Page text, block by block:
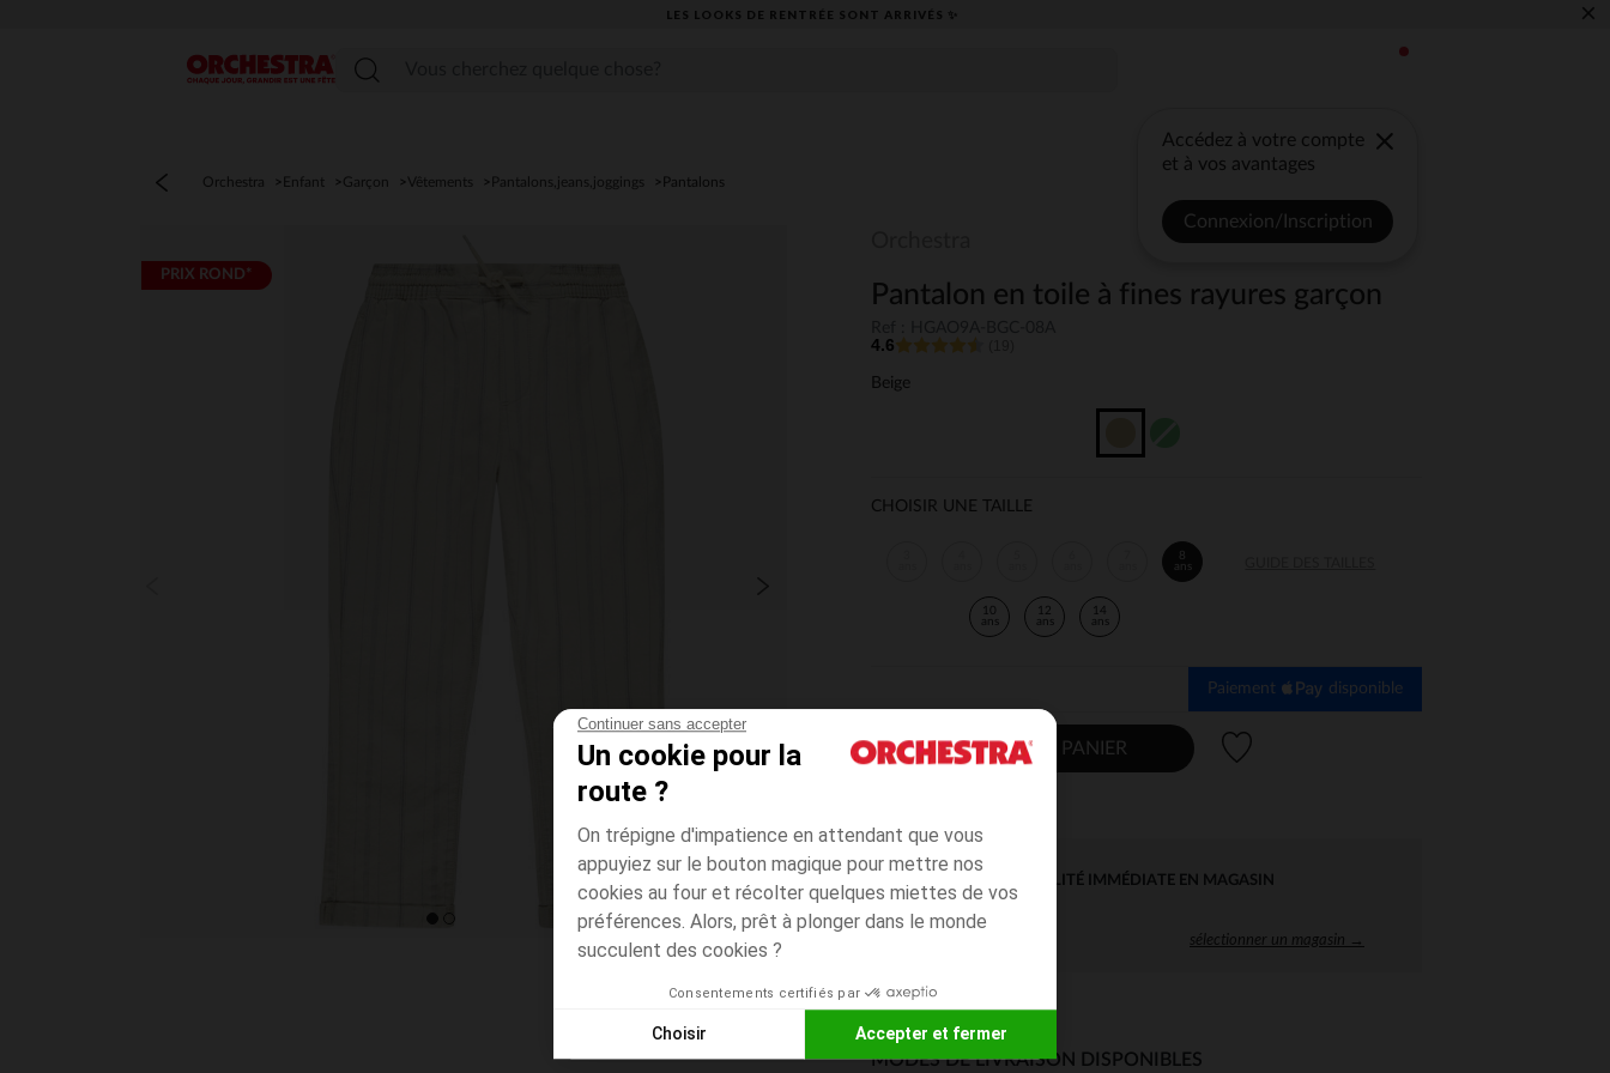
Continuer sans accepter
Un cookie pour la
route ?
On trépigne d'impatience en attendant que vous
appuyiez sur le bouton magique pour mettre nos
cookies au four et récolter quelques miettes de vos
préférences. Alors, prêt à plonger dans le monde
succulent des cookies ?
Consentements certifiés par
Choisir Accepter et fermer
LES LOOKS DE RENTRÉE SONT ARRIVÉS ✨ ×
Menu
Accédez à votre compte
et à vos avantages
Connexion/Inscription
Orchestra Enfant Garçon Vêtements Pantalons,jeans,joggings Pantalons
PRIX ROND*
Pantalon en toile à fines rayures garçon
4.6
Beige
CHOISIR UNE TAILLE
8
ans
10
ans
12
ans
14
ans
Paiement disponible
AJOUTER AU PANIER
DISPONIBILITÉ IMMÉDIATE EN MAGASIN
sélectionner un magasin →
MODES DE LIVRAISON DISPONIBLES